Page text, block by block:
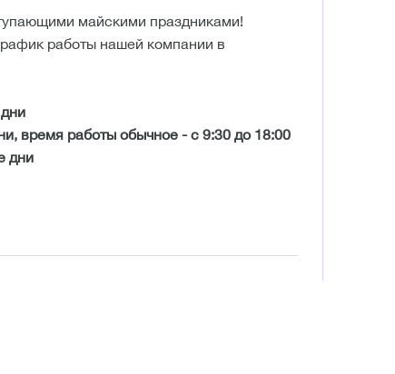
майскими праздниками!
работы нашей компании в
время работы обычное - с 9:30 до 18:00
дни